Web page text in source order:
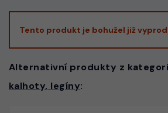
Tento produkt je bohužel již
Alternativní produkty z
kalhoty, legíny: